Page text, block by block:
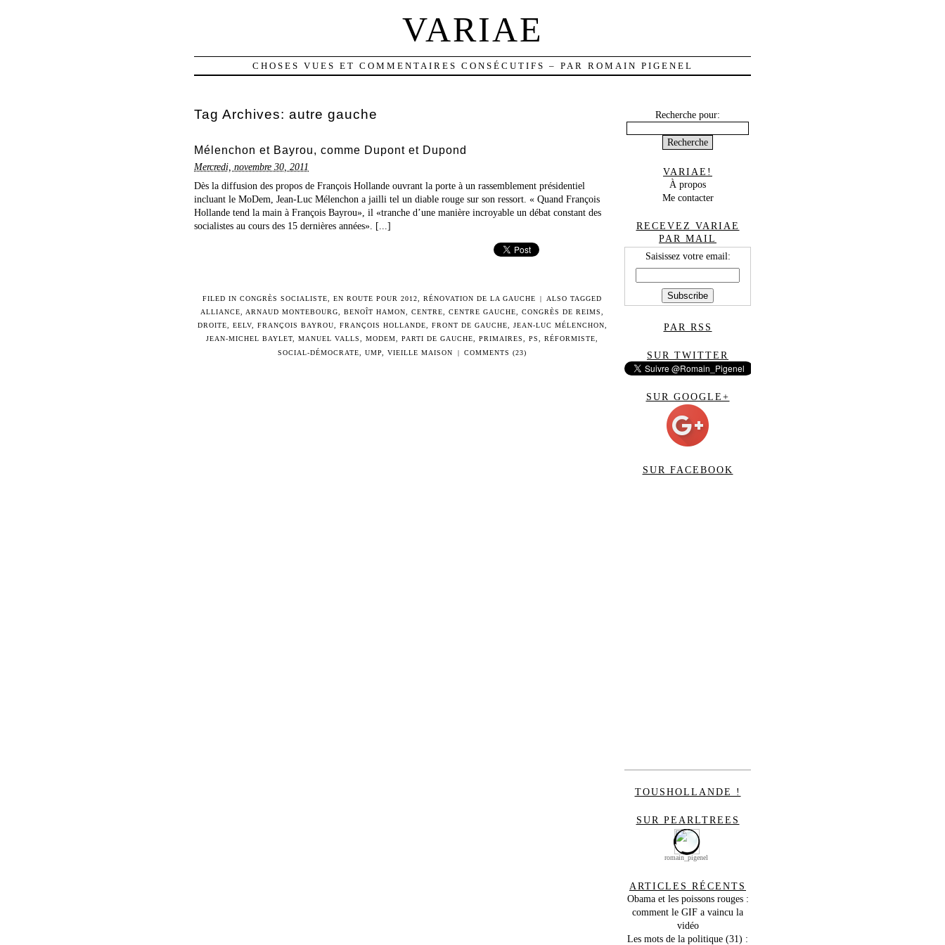
VARIAE
CHOSES VUES ET COMMENTAIRES CONSÉCUTIFS – PAR ROMAIN PIGENEL
Tag Archives: autre gauche
Mélenchon et Bayrou, comme Dupont et Dupond
Mercredi, novembre 30, 2011
Dès la diffusion des propos de François Hollande ouvrant la porte à un rassemblement présidentiel
incluant le MoDem, Jean-Luc Mélenchon a jailli tel un diable rouge sur son ressort. « Quand François
Hollande tend la main à François Bayrou», il «tranche d’une manière incroyable un débat constant des
socialistes au cours des 15 dernières années». [...]
FILED IN CONGRÈS SOCIALISTE EN ROUTE POUR 2012 RÉNOVATION DE LA GAUCHE |
ALSO TAGGED
ALLIANCE
ARNAUD MONTEBOURG BENOÎT HAMON CENTRE CENTRE GAUCHE CONGRÈS DE REIMS
DROITE
EELV, FRANÇOIS BAYROU FRANÇOIS HOLLANDE FRONT DE GAUCHE JEAN-LUC MÉLENCHON
JEAN-MICHEL BAYLET
MANUEL VALLS MODEM PARTI DE GAUCHE PRIMAIRES PS RÉFORMISTE
SOCIAL-DÉMOCRATE
,UMP ,VIEILLE MAISON | COMMENTS (23)
Recherche pour:
VARIAE!
À propos
Me contacter
RECEVEZ VARIAE
PAR MAIL
Saisissez votre email:
PAR RSS
SUR TWITTER
SUR GOOGLE+
SUR FACEBOOK
TOUSHOLLANDE !
SUR PEARLTREES
romain_pigenel
ARTICLES RÉCENTS
Obama et les poissons rouges :
comment le GIF a vaincu la
vidéo
Les mots de la politique (31) :